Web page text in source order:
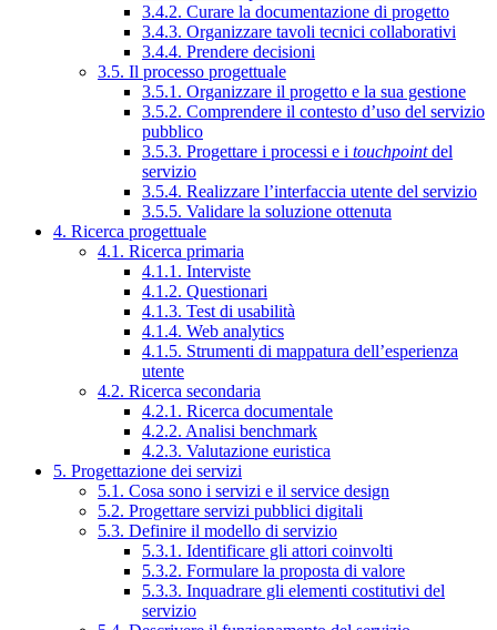
3.4.2. Curare la documentazione di progetto
3.4.3. Organizzare tavoli tecnici collaborativi
3.4.4. Prendere decisioni
3.5. Il processo progettuale
3.5.1. Organizzare il progetto e la sua gestione
3.5.2. Comprendere il contesto d’uso del servizio
pubblico
3.5.3. Progettare i processi e i touchpointdel
servizio
3.5.4. Realizzare l’interfaccia utente del servizio
3.5.5. Validare la soluzione ottenuta
4. Ricerca progettuale
4.1. Ricerca primaria
4.1.1. Interviste
4.1.2. Questionari
4.1.3. Test di usabilità
4.1.4. Web analytics
4.1.5. Strumenti di mappatura dell’esperienza
utente
4.2. Ricerca secondaria
4.2.1. Ricerca documentale
4.2.2. Analisi benchmark
4.2.3. Valutazione euristica
5. Progettazione dei servizi
5.1. Cosa sono i servizi e il service design
5.2. Progettare servizi pubblici digitali
5.3. Definire il modello di servizio
5.3.1. Identificare gli attori coinvolti
5.3.2. Formulare la proposta di valore
5.3.3. Inquadrare gli elementi costitutivi del
servizio